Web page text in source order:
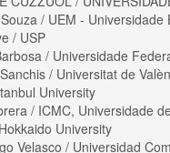
/ UEM - Universidade
/ USP
/ Universidade
/ Universitat de
University
/ ICMC, Universidade
University
Velasco / Universidad